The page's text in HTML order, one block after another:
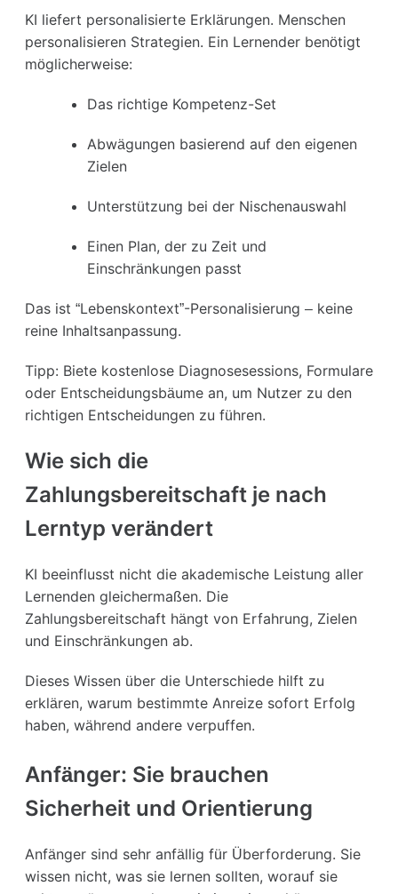
KI liefert personalisierte Erklärungen. Menschen
personalisieren Strategien. Ein Lernender benötigt
möglicherweise:
Das richtige Kompetenz-Set
Abwägungen basierend auf den eigenen
Zielen
Unterstützung bei der Nischenauswahl
Einen Plan, der zu Zeit und
Einschränkungen passt
Das ist “Lebenskontext”-Personalisierung – keine
reine Inhaltsanpassung.
Tipp: Biete kostenlose Diagnosesessions, Formulare
oder Entscheidungsbäume an, um Nutzer zu den
richtigen Entscheidungen zu führen.
Wie sich die
Zahlungsbereitschaft je nach
Lerntyp verändert
KI beeinflusst nicht die akademische Leistung aller
Lernenden gleichermaßen. Die
Zahlungsbereitschaft hängt von Erfahrung, Zielen
und Einschränkungen ab.
Dieses Wissen über die Unterschiede hilft zu
erklären, warum bestimmte Anreize sofort Erfolg
haben, während andere verpuffen.
Anfänger: Sie brauchen
Sicherheit und Orientierung
Anfänger sind sehr anfällig für Überforderung. Sie
wissen nicht, was sie lernen sollten, worauf sie